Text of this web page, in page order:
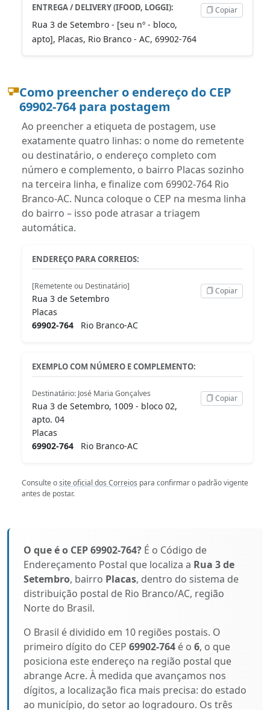
ENTREGA / DELIVERY (IFOOD, LOGGI):
Rua 3 de Setembro - [seu nº - bloco,
apto], Placas, Rio Branco - AC, 69902-764
Copiar
Como preencher o endereço do CEP
69902-764 para postagem
Ao preencher a etiqueta de postagem, use
exatamente quatro linhas: o nome do remetente
ou destinatário, o endereço completo com
número e complemento, o bairro Placas sozinho
na terceira linha, e finalize com 69902-764 Rio
Branco-AC. Nunca coloque o CEP na mesma linha
do bairro – isso pode atrasar a triagem
automática.
ENDEREÇO PARA CORREIOS:
[Remetente ou Destinatário]
Rua 3 de Setembro
Placas
69902-764 Rio Branco-AC
Copiar
EXEMPLO COM NÚMERO E COMPLEMENTO:
Destinatário: José Maria Gonçalves
Rua 3 de Setembro, 1009 - bloco 02,
apto. 04
Placas
69902-764 Rio Branco-AC
Copiar
Consulte osite oficial dos Correios para confirmar o padrão vigente
antes de postar.
O que é o CEP 69902-764? É o Código de
Endereçamento Postal que localiza a Rua 3 de
Setembro, bairro Placas, dentro do sistema de
distribuição postal de Rio Branco/AC, região
Norte do Brasil.
O Brasil é dividido em 10 regiões postais. O
primeiro dígito do CEP 69902-764 é o 6, o que
posiciona este endereço na região postal que
abrange Acre. À medida que avançamos nos
dígitos, a localização fica mais precisa: do estado
ao município, do setor ao logradouro. Os três